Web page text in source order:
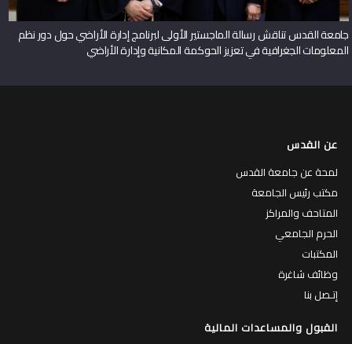
جامعة القدس تناقش رسالة الماجستير الأولى لبرنامج إدارة الأراضي حول دور نظم
المعلومات الجغرافية في تعزيز الحوكمة المكانية وإدارة الأراضي
عن القدس
لمحة عن جامعة القدس
مكتب رئيس الجامعة
المتاحف والمراكز
الحرم الجامعي
المكتبات
وظائف شاغرة
إتـصل بنا
القبول والمساعدات المالية